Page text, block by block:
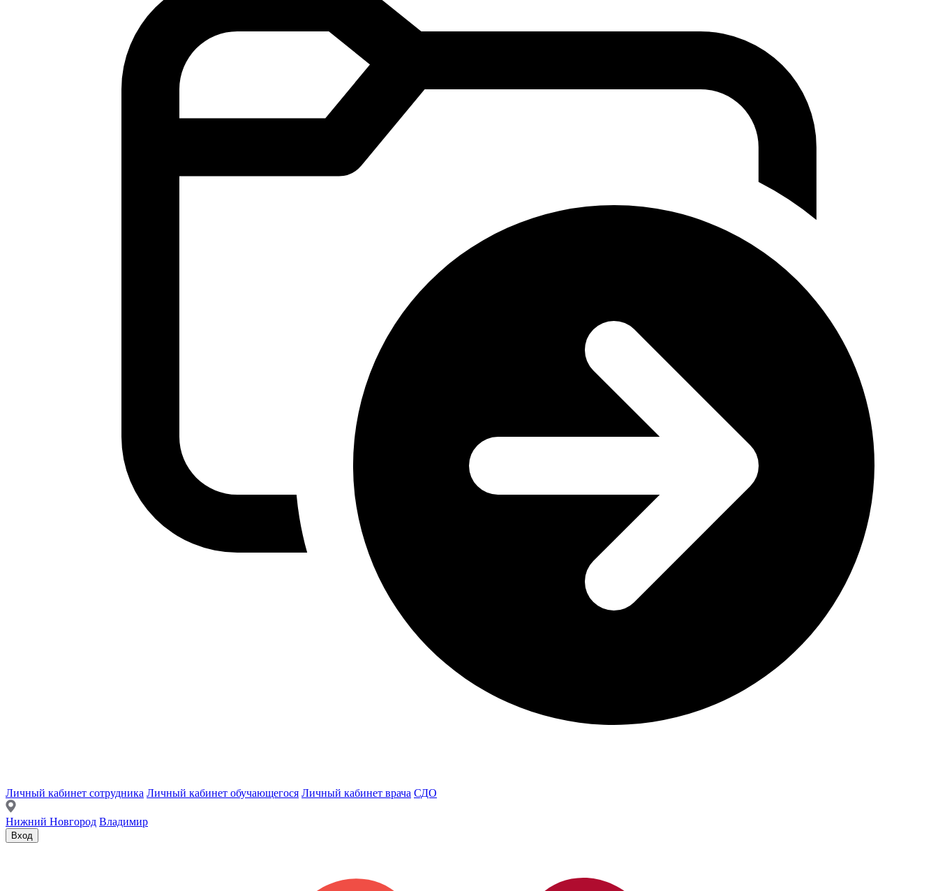
Личный кабинет сотрудника Личный кабинет обучающегося Личный кабинет врача СДО
Нижний Новгород Владимир
Вход